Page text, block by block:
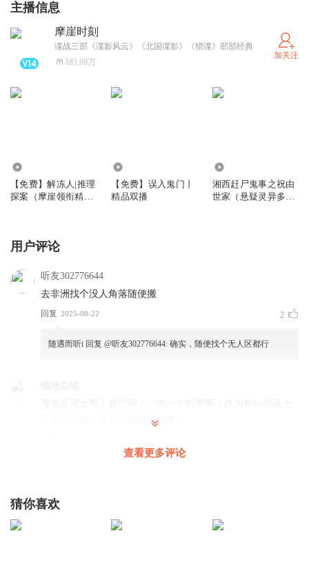
主播信息
摩崖时刻
谍战三部《谍影风云》《北国谍影》《猎谍》部部经典
183.69万
加关注
【免费】解冻人|推理
探案（摩崖领衔精品
【免费】误入鬼门丨
精品双播
湘西赶尸鬼事之祝由
世家（悬疑灵异多人
用户评论
听友302776644
去非洲找个没人角落随便搬
回复 2025-08-22 2
随遇而听i 回复 @听友302776644: 确实，随便找个无人区都行
懒地启铭
还是可以的！之后可以慢慢转换！
回复
查看更多评论
猜你喜欢